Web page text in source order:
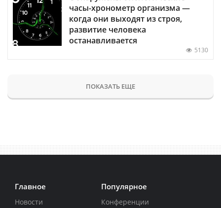
часы-хронометр организма —
когда они выходят из строя,
развитие человека
останавливается
5130
ПОКАЗАТЬ ЕЩЕ
Главное
Новости
Популярное
Конференции